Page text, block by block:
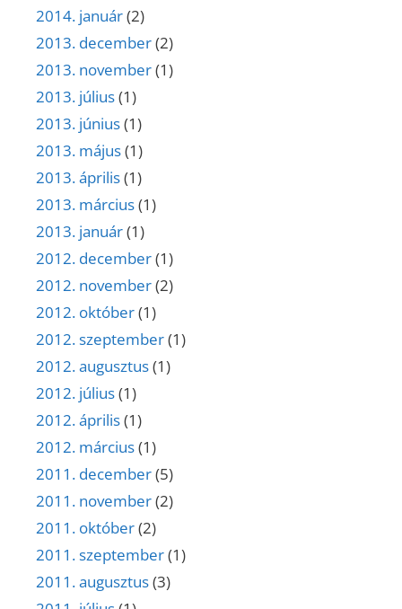
2014. január(2)
2013. december(2)
2013. november(1)
2013. július(1)
2013. június(1)
2013. május(1)
2013. április(1)
2013. március(1)
2013. január(1)
2012. december(1)
2012. november(2)
2012. október(1)
2012. szeptember(1)
2012. augusztus(1)
2012. július(1)
2012. április(1)
2012. március(1)
2011. december(5)
2011. november(2)
2011. október(2)
2011. szeptember(1)
2011. augusztus(3)